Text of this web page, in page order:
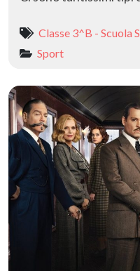
Classe 3^B - Scuola
Sport